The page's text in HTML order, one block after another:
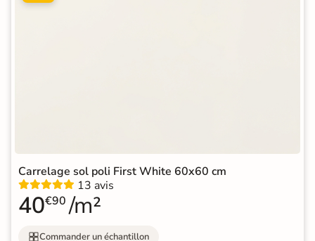
Carrelage sol poli First White 60x60 cm
13 avis
40€90 /m²
Commander un échantillon